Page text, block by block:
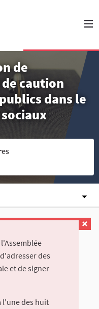
de
caution
dans le
des
et de signer
l'une des huit